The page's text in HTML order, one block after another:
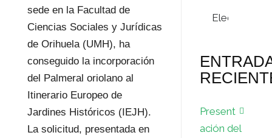
sede en la Facultad de
Ciencias Sociales y Jurídicas
de Orihuela (UMH), ha
conseguido la incorporación
del Palmeral oriolano al
Itinerario Europeo de
Jardines Históricos (IEJH).
La solicitud, presentada en
Present
ación del